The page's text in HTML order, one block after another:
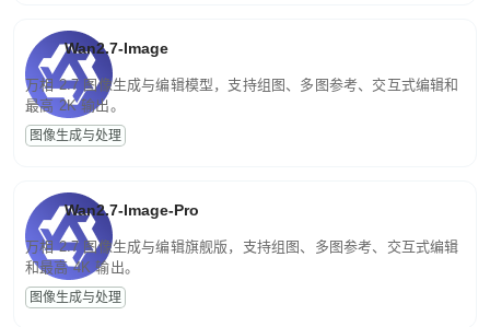
Wan2.7-Image
万相 2.7 图像生成与编辑模型，支持组图、多图参考、交互式编辑和
最高 2K 输出。
图像生成与处理
Wan2.7-Image-Pro
万相 2.7 图像生成与编辑旗舰版，支持组图、多图参考、交互式编辑
和最高 4K 输出。
图像生成与处理